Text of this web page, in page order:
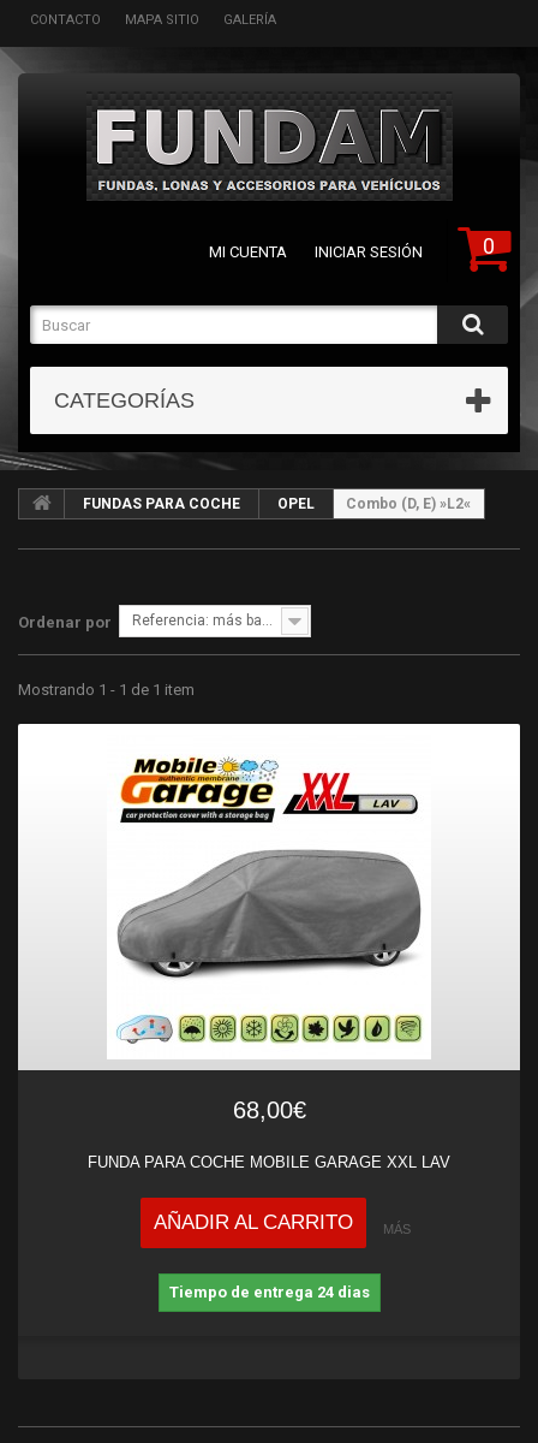
CONTACTO MAPA SITIO GALERÍA
0
MI CUENTA INICIAR SESIÓN
CATEGORÍAS
FUNDAS PARA COCHE OPEL Combo (D, E) »L2«
Ordenar por Referencia: más bajo primero
Mostrando 1 - 1 de 1 item
68,00€
FUNDA PARA COCHE MOBILE GARAGE XXL LAV
AÑADIR AL CARRITO MÁS
Tiempo de entrega 24 dias